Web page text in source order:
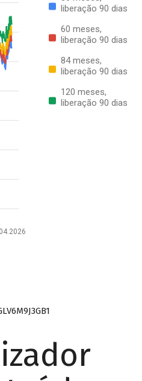
liberação 90 dias
60 meses,
liberação 90 dias
84 meses,
liberação 90 dias
120 meses,
liberação 90 dias